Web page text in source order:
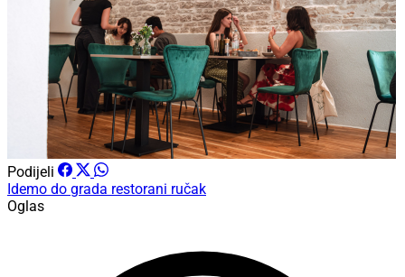
Podijeli
Idemo do grada restorani ručak
Oglas